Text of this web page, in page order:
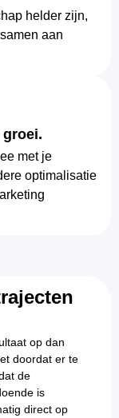
helder zijn,
aan
met je
optimalisatie
op dan
doordat er te
de
is
direct op